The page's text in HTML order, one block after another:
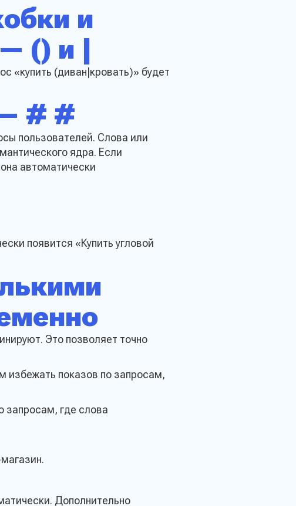
и
() и |
«купить (диван|кровать)» будет
# #
пользователей. Слова или
ядра. Если
автоматически
появится «Купить угловой
Это позволяет точно
избежать показов по запросам,
запросам, где слова
Дополнительно